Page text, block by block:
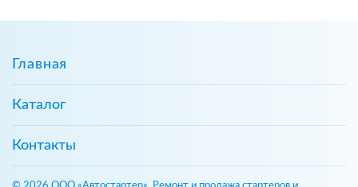
Главная
Каталог
Контакты